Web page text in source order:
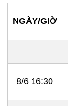
NGÀY/GIỜ
8/6 16:30